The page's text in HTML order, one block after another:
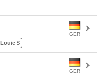
GER
S
GER